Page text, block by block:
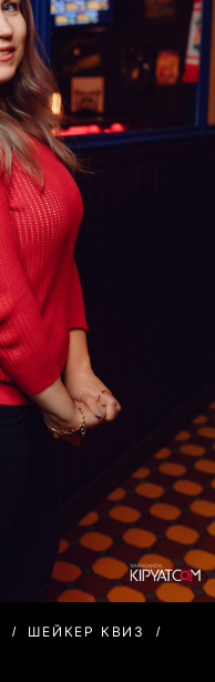
ШЕЙКЕР КВИЗ